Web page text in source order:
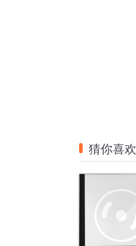
猜你喜欢